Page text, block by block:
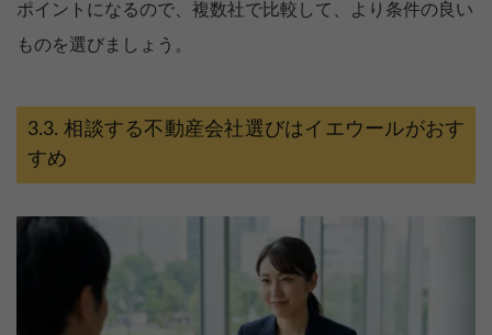
ポイントになるので、複数社で比較して、より条件の良い
ものを選びましょう。
相談する不動産会社選びはイエウールがおす
すめ